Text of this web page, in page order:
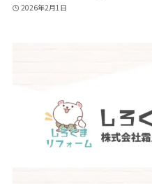
2026年2月1日